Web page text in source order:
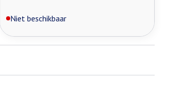
Niet beschikbaar